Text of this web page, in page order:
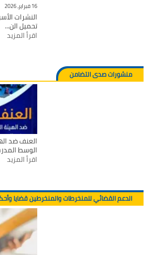
16 فبراير، 2026
النشرات
تحميل الن...
اقرأ المزيد
منشورات صدى التضامن
العنف ضد
الوسط
اقرأ المزيد
الدعم القضائي للمنخرطات والمنخرطين قضايا